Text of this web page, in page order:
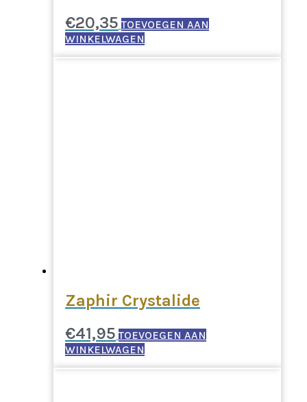
€20,35 TOEVOEGEN AAN
WINKELWAGEN
Zaphir Crystalide
€41,95 TOEVOEGEN AAN
WINKELWAGEN